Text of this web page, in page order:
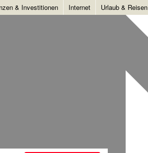
& Investitionen Internet Urlaub & Reisen